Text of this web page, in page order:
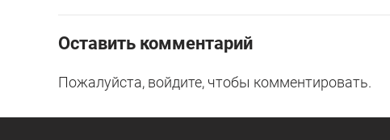
Оставить комментарий
Пожалуйста, войдите, чтобы комментировать.